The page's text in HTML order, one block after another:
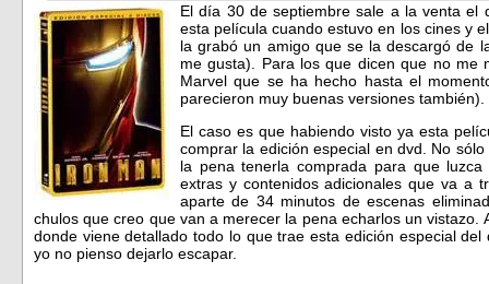
El día 30 de septiembre sale a la venta el
esta película cuando estuvo en los cines y
la grabó un amigo que se la descargó de
me gusta). Para los que dicen que no
Marvel que se ha hecho hasta el
parecieron muy buenas versiones también).
El caso es que habiendo visto ya esta
comprar la edición especial en dvd. No
la pena tenerla comprada para que
extras y contenidos adicionales que va a
aparte de 34 minutos de escenas
chulos que creo que van a merecer la pena echarlos un vistazo.
donde viene detallado todo lo que trae esta edición especial
yo no pienso dejarlo escapar.